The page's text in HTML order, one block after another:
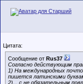
Цитата:
Сообщение от Rus37
Согласно действующим
1) На международных
пишется латинскими
2)... с не обязательным